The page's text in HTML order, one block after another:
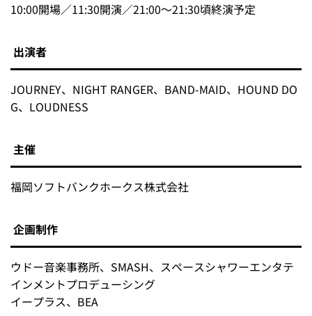
10:00開場／11:30開演／21:00～21:30頃終演予定
出演者
JOURNEY、NIGHT RANGER、BAND-MAID、HOUND DO
G、LOUDNESS
主催
福岡ソフトバンクホークス株式会社
企画制作
ウドー音楽事務所、SMASH、スペースシャワーエンタテ
インメントプロデューシング
イープラス、BEA